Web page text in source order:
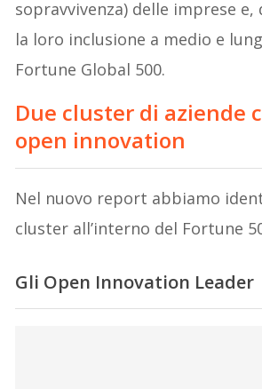
sopravvivenza) delle imprese e,
la loro inclusione a medio e
Fortune Global 500.
Due cluster di aziende
open innovation
Nel nuovo report abbiamo
cluster all’interno del Fortune
Gli Open Innovation Leader